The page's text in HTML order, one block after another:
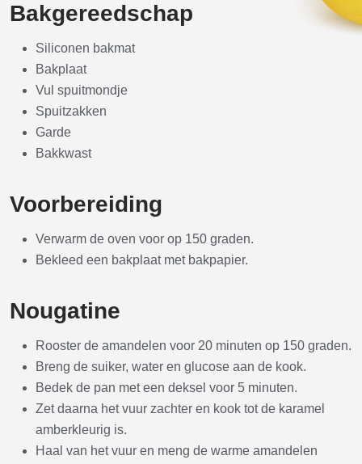
Bakgereedschap
Siliconen bakmat
Bakplaat
Vul spuitmondje
Spuitzakken
Garde
Bakkwast
Voorbereiding
Verwarm de oven voor op 150 graden.
Bekleed een bakplaat met bakpapier.
Nougatine
Rooster de amandelen voor 20 minuten op 150 graden.
Breng de suiker, water en glucose aan de kook.
Bedek de pan met een deksel voor 5 minuten.
Zet daarna het vuur zachter en kook tot de karamel
amberkleurig is.
Haal van het vuur en meng de warme amandelen